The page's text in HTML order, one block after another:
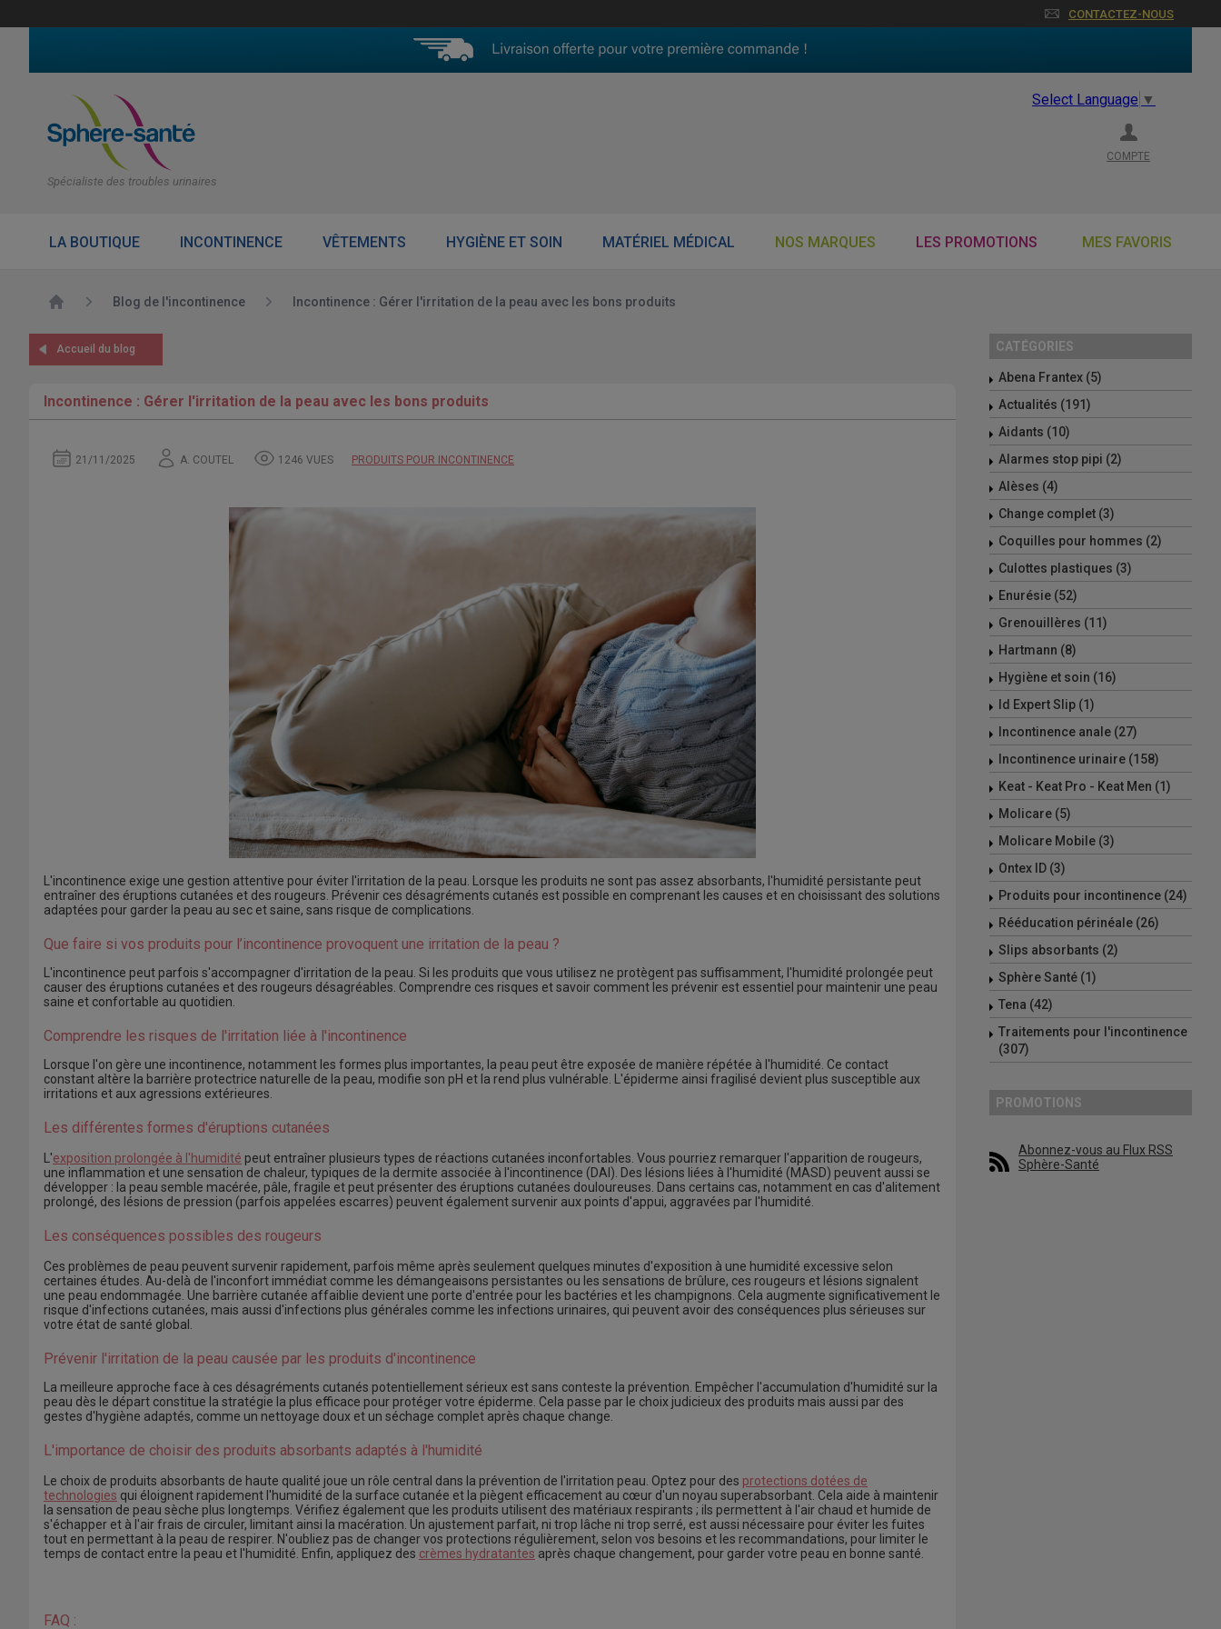
CONTACTEZ-NOUS
Spécialiste des troubles urinaires
Select Language ▼
COMPTE
LA BOUTIQUE INCONTINENCE VÊTEMENTS HYGIÈNE ET SOIN MATÉRIEL MÉDICAL NOS MARQUES LES PROMOTIONS MES FAVORIS
Accueil Blog de l'incontinence Incontinence : Gérer l'irritation de la peau avec les bons produits
CATÉGORIES
Abena Frantex (5)
Actualités (191)
Aidants (10)
Alarmes stop pipi (2)
Alèses (4)
Change complet (3)
Coquilles pour hommes (2)
Culottes plastiques (3)
Enurésie (52)
Grenouillères (11)
Hartmann (8)
Hygiène et soin (16)
Id Expert Slip (1)
Incontinence anale (27)
Incontinence urinaire (158)
Keat - Keat Pro - Keat Men (1)
Molicare (5)
Molicare Mobile (3)
Ontex ID (3)
Produits pour incontinence (24)
Rééducation périnéale (26)
Slips absorbants (2)
Sphère Santé (1)
Tena (42)
Traitements pour l'incontinence
(307)
PROMOTIONS
Abonnez-vous au Flux RSS
Sphère-Santé
Accueil du blog
Incontinence : Gérer l'irritation de la peau avec les bons produits
21/11/2025 A. COUTEL 1246 VUES PRODUITS POUR INCONTINENCE
L'incontinence exige une gestion attentive pour éviter l'irritation de la peau. Lorsque les produits ne sont pas assez absorbants, l'humidité persistante peut
entraîner des éruptions cutanées et des rougeurs. Prévenir ces désagréments cutanés est possible en comprenant les causes et en choisissant des solutions
adaptées pour garder la peau au sec et saine, sans risque de complications.
Que faire si vos produits pour l’incontinence provoquent une irritation de la peau ?
L'incontinence peut parfois s'accompagner d'irritation de la peau. Si les produits que vous utilisez ne protègent pas suffisamment, l'humidité prolongée peut
causer des éruptions cutanées et des rougeurs désagréables. Comprendre ces risques et savoir comment les prévenir est essentiel pour maintenir une peau
saine et confortable au quotidien.
Comprendre les risques de l'irritation liée à l'incontinence
Lorsque l'on gère une incontinence, notamment les formes plus importantes, la peau peut être exposée de manière répétée à l'humidité. Ce contact
constant altère la barrière protectrice naturelle de la peau, modifie son pH et la rend plus vulnérable. L'épiderme ainsi fragilisé devient plus susceptible aux
irritations et aux agressions extérieures.
Les différentes formes d'éruptions cutanées
L'exposition prolongée à l'humidité peut entraîner plusieurs types de réactions cutanées inconfortables. Vous pourriez remarquer l'apparition de rougeurs,
une inflammation et une sensation de chaleur, typiques de la dermite associée à l'incontinence (DAI). Des lésions liées à l'humidité (MASD) peuvent aussi se
développer : la peau semble macérée, pâle, fragile et peut présenter des éruptions cutanées douloureuses. Dans certains cas, notamment en cas d'alitement
prolongé, des lésions de pression (parfois appelées escarres) peuvent également survenir aux points d'appui, aggravées par l'humidité.
Les conséquences possibles des rougeurs
Ces problèmes de peau peuvent survenir rapidement, parfois même après seulement quelques minutes d'exposition à une humidité excessive selon
certaines études. Au-delà de l'inconfort immédiat comme les démangeaisons persistantes ou les sensations de brûlure, ces rougeurs et lésions signalent
une peau endommagée. Une barrière cutanée affaiblie devient une porte d'entrée pour les bactéries et les champignons. Cela augmente significativement le
risque d'infections cutanées, mais aussi d'infections plus générales comme les infections urinaires, qui peuvent avoir des conséquences plus sérieuses sur
votre état de santé global.
Prévenir l'irritation de la peau causée par les produits d'incontinence
La meilleure approche face à ces désagréments cutanés potentiellement sérieux est sans conteste la prévention. Empêcher l'accumulation d'humidité sur la
peau dès le départ constitue la stratégie la plus efficace pour protéger votre épiderme. Cela passe par le choix judicieux des produits mais aussi par des
gestes d'hygiène adaptés, comme un nettoyage doux et un séchage complet après chaque change.
L'importance de choisir des produits absorbants adaptés à l'humidité
Le choix de produits absorbants de haute qualité joue un rôle central dans la prévention de l'irritation peau. Optez pour des protections dotées de
technologies qui éloignent rapidement l'humidité de la surface cutanée et la piègent efficacement au cœur d'un noyau superabsorbant. Cela aide à maintenir
la sensation de peau sèche plus longtemps. Vérifiez également que les produits utilisent des matériaux respirants ; ils permettent à l'air chaud et humide de
s'échapper et à l'air frais de circuler, limitant ainsi la macération. Un ajustement parfait, ni trop lâche ni trop serré, est aussi nécessaire pour éviter les fuites
tout en permettant à la peau de respirer. N'oubliez pas de changer vos protections régulièrement, selon vos besoins et les recommandations, pour limiter le
temps de contact entre la peau et l'humidité. Enfin, appliquez des crèmes hydratantes après chaque changement, pour garder votre peau en bonne santé.
FAQ :